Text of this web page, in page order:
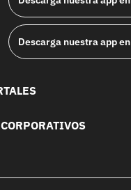
Descarga nuestra app en